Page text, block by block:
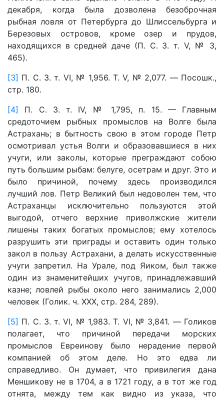
декабря, когда была дозволена безоброчная
рыбная ловля от Петербурга до Шлиссельбурга и
Березовых островов, кроме озер и прудов,
находящихся в средней даче (П. С. З. т. V, № 3,
465).
[3] П. С. З. т. VI, № 1,956. Т. V, № 2,077. — Посошк.,
стр. 180.
[4]
П. С. З. т. IV, № 1,795, п. 15. — Главным
средоточием рыбных промыслов на Волге была
Астрахань; в бытность свою в этом городе Петр
осмотривал устья Волги и образовавшиеся в них
учуги, или заколы, которые преграждают собою
путь большим рыбам: белуге, осетрам и друг. Это и
было причиной, почему здесь производился
лучший лов. Петр Великий был недоволен тем, что
Астраханцы исключительно пользуются этой
выгодой, отчего верхние приволжские жители
лишены таких богатых промыслов; ему хотелось
разрушить эти приграды и оставить один только
закол в пользу Астрахани, а делать искусственные
учуги запретил. На Урале, под Яиком, был также
один из знаменитейших учугов, принадлежавший
казне; ловлей рыбы около него занимались 2,000
человек (Голик. ч. XXX, стр. 284, 289).
[5] П. С. З. т. VI, № 1,983. Т. VI, № 3,841. — Голиков
полагает, что причиной передачи морских
промыслов Евреинову было нерадение первой
компанией об этом деле. Но это едва ли
справедливо. Он думает, что привилегия дана
Меншикову не в 1704, а в 1721 году, а в тот же год
отнята, между тем как видно из указа, что